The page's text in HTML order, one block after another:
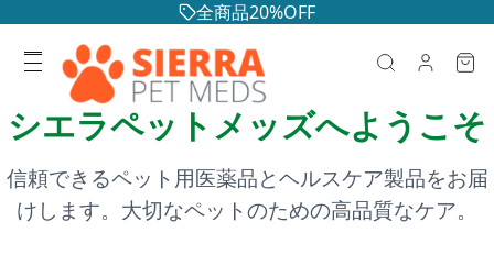
全商品20%OFF
シエラペットメッズへようこそ
信頼できるペット用医薬品とヘルスケア製品をお届
けします。大切なペットのための高品質なケア。